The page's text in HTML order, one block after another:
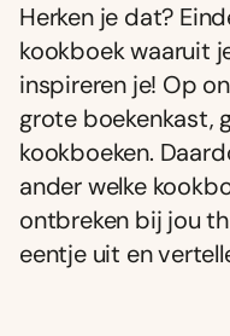
Herken je dat?
kookboek waaruit
inspireren je! Op
grote boekenkast,
kookboeken.
ander welke
ontbreken bij jou
eentje uit en